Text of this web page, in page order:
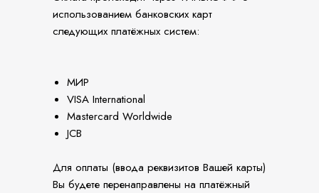
использованием банковских карт
следующих платёжных систем:
МИР
VISA International
Mastercard Worldwide
JCB
Для оплаты (ввода реквизитов Вашей карты)
Вы будете перенаправлены на платёжный